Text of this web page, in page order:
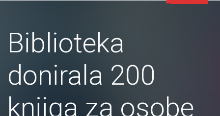
Biblioteka
donirala 200
knjiga za osobe